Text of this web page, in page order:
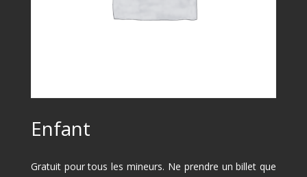
Enfant
Gratuit pour tous les mineurs. Ne prendre un billet que